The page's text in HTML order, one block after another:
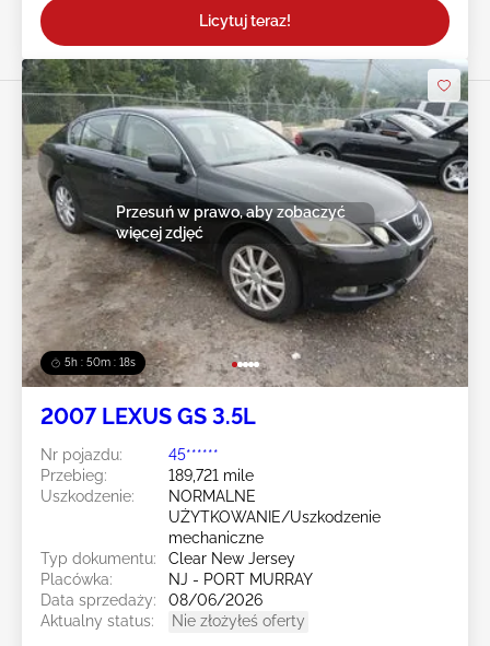
Licytuj teraz!
5h : 50m : 16s
Przesuń w prawo, aby zobaczyć
więcej zdjęć
2007 LEXUS GS 3.5L
Nr pojazdu:
45******
Przebieg:
189,721 mile
Uszkodzenie:
NORMALNE
UŻYTKOWANIE/Uszkodzenie
mechaniczne
Typ dokumentu:
Clear New Jersey
Placówka:
NJ - PORT MURRAY
Data sprzedaży:
08/06/2026
Aktualny status:
Nie złożyłeś oferty